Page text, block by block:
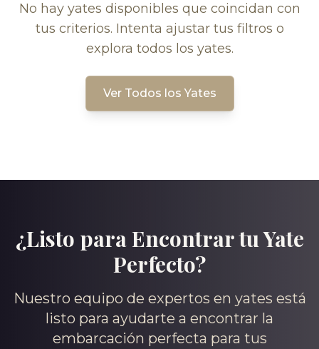
No hay yates disponibles que coincidan con
tus criterios. Intenta ajustar tus filtros o
explora todos los yates.
Ver Todos los Yates
¿Listo para Encontrar tu Yate
Perfecto?
Nuestro equipo de expertos en yates está
listo para ayudarte a encontrar la
embarcación perfecta para tus